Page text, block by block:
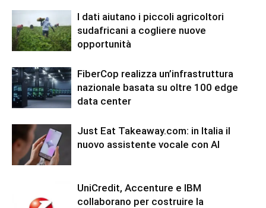
I dati aiutano i piccoli agricoltori
sudafricani a cogliere nuove
opportunità
FiberCop realizza un’infrastruttura
nazionale basata su oltre 100 edge
data center
Just Eat Takeaway.com: in Italia il
nuovo assistente vocale con AI
UniCredit, Accenture e IBM
collaborano per costruire la